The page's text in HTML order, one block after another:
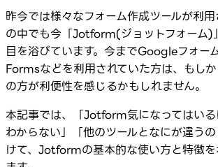
昨今では様々なフォーム作成ツールが利
の中でも今「Jotform(ジョットフォーム)
目を浴びています。今までGoogleフォ
Formsなどを利用されていた方は、もし
の方が利便性を感じるかもしれません。
本記事では、「Jotform気になってはい
わからない」「他のツールとなにが違う
けて、Jotformの基本的な使い方と特徴